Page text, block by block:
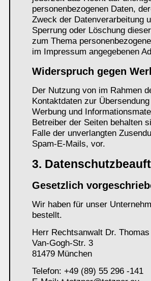
personenbezogenen Daten,
Zweck der Datenverarbeitung
Sperrung oder Löschung
zum Thema
im Impressum angegebenen
Widerspruch gegen
Der Nutzung von im Rahmen
Kontaktdaten zur
Werbung und
Betreiber der Seiten behalten
Falle der unverlangten
Spam-E-Mails, vor.
3.
Gesetzlich
Wir haben für unser
bestellt.
Herr Rechtsanwalt Dr. Thomas
Van-Gogh-Str. 3
81479 München
Telefon: +49 (89) 55 296 -141